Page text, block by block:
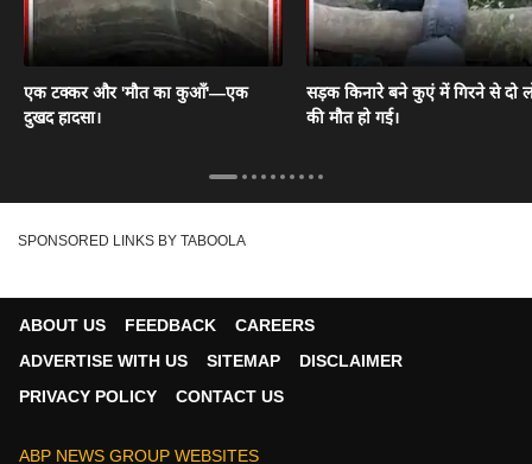
एक टक्कर और 'मौत का कुआँ'—एक
दुखद हादसा।
सड़क किनारे बने कुएं में गिरने से दो
की मौत हो गई।
SPONSORED LINKS BY TABOOLA
ABOUT US FEEDBACK
CAREERS
ADVERTISE WITH US
SITEMAP
DISCLAIMER
PRIVACY POLICY
CONTACT US
ABP NEWS GROUP WEBSITES